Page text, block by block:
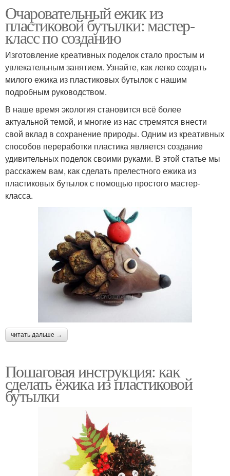
Очаровательный ежик из
пластиковой бутылки: мастер-
класс по созданию
Изготовление креативных поделок стало простым и
увлекательным занятием. Узнайте, как легко создать
милого ежика из пластиковых бутылок с нашим
подробным руководством.
В наше время экология становится всё более
актуальной темой, и многие из нас стремятся внести
свой вклад в сохранение природы. Одним из креативных
способов переработки пластика является создание
удивительных поделок своими руками. В этой статье мы
расскажем вам, как сделать прелестного ежика из
пластиковых бутылок с помощью простого мастер-
класса.
читать дальше →
Пошаговая инструкция: как
сделать ёжика из пластиковой
бутылки